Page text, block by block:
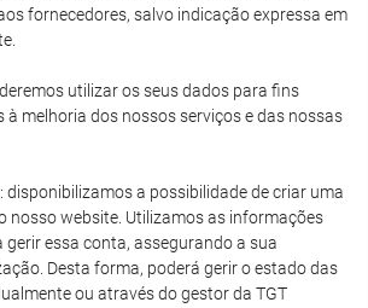
fornecedores, salvo indicação expressa em
utilizar os seus dados para fins
melhoria dos nossos serviços e das nossas
disponibilizamos a possibilidade de criar uma
nosso website. Utilizamos as informações
gerir essa conta, assegurando a sua
Desta forma, poderá gerir o estado das
ou através do gestor da TGT